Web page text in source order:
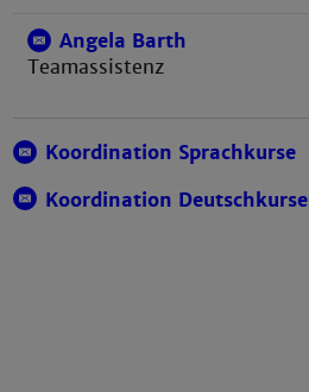
Angela Barth
Teamassistenz
Koordination Sprachkurse
Koordination Deutschkurse